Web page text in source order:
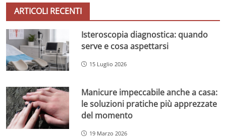
ARTICOLI RECENTI
Isteroscopia diagnostica: quando
serve e cosa aspettarsi
15 Luglio 2026
Manicure impeccabile anche a casa:
le soluzioni pratiche più apprezzate
del momento
19 Marzo 2026